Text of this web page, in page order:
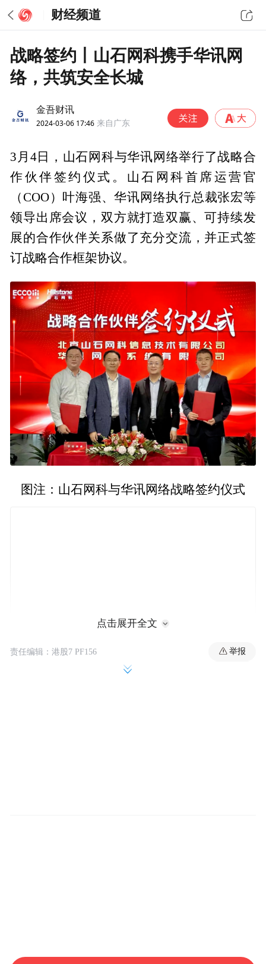
财经频道
战略签约丨山石网科携手华讯网
络，共筑安全长城
金吾财讯
2024-03-06 17:46 来自广东
3月4日，山石网科与华讯网络举行了战略合
作伙伴签约仪式。山石网科首席运营官
（COO）叶海强、华讯网络执行总裁张宏等
领导出席会议，双方就打造双赢、可持续发
展的合作伙伴关系做了充分交流，并正式签
订战略合作框架协议。
图注：山石网科与华讯网络战略签约仪式
华讯网络执行总裁张宏致辞表示：“战略合作
点击展开全文
责任编辑：港股7 PF156 举报